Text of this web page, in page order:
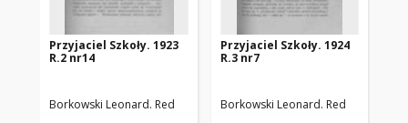
Przyjaciel Szkoły. 1923
R.2 nr14
Borkowski Leonard. Red
Przyjaciel Szkoły. 1924
R.3 nr7
Borkowski Leonard. Red